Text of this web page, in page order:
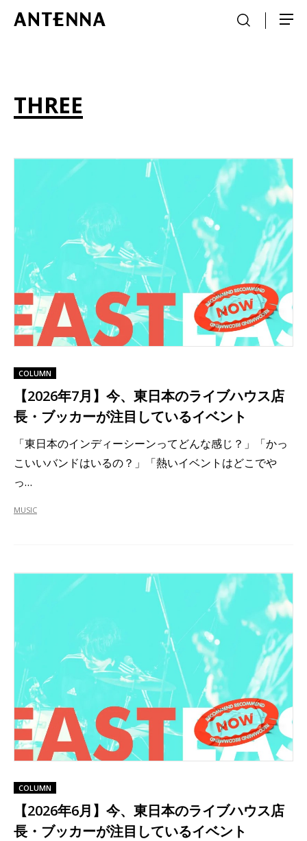
THREE
COLUMN
【2026年7月】今、東日本のライブハウス店
長・ブッカーが注目しているイベント
「東日本のインディーシーンってどんな感じ？」「かっ
こいいバンドはいるの？」「熱いイベントはどこでや
っ…
MUSIC
COLUMN
【2026年6月】今、東日本のライブハウス店
長・ブッカーが注目しているイベント